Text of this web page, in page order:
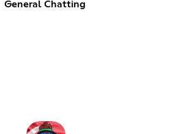
General Chatting